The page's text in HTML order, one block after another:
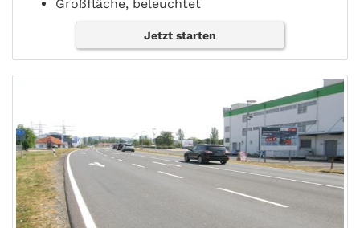
Großfläche, beleuchtet
Jetzt starten